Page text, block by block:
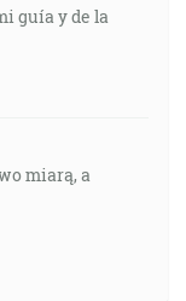
guía y de la
miarą, a